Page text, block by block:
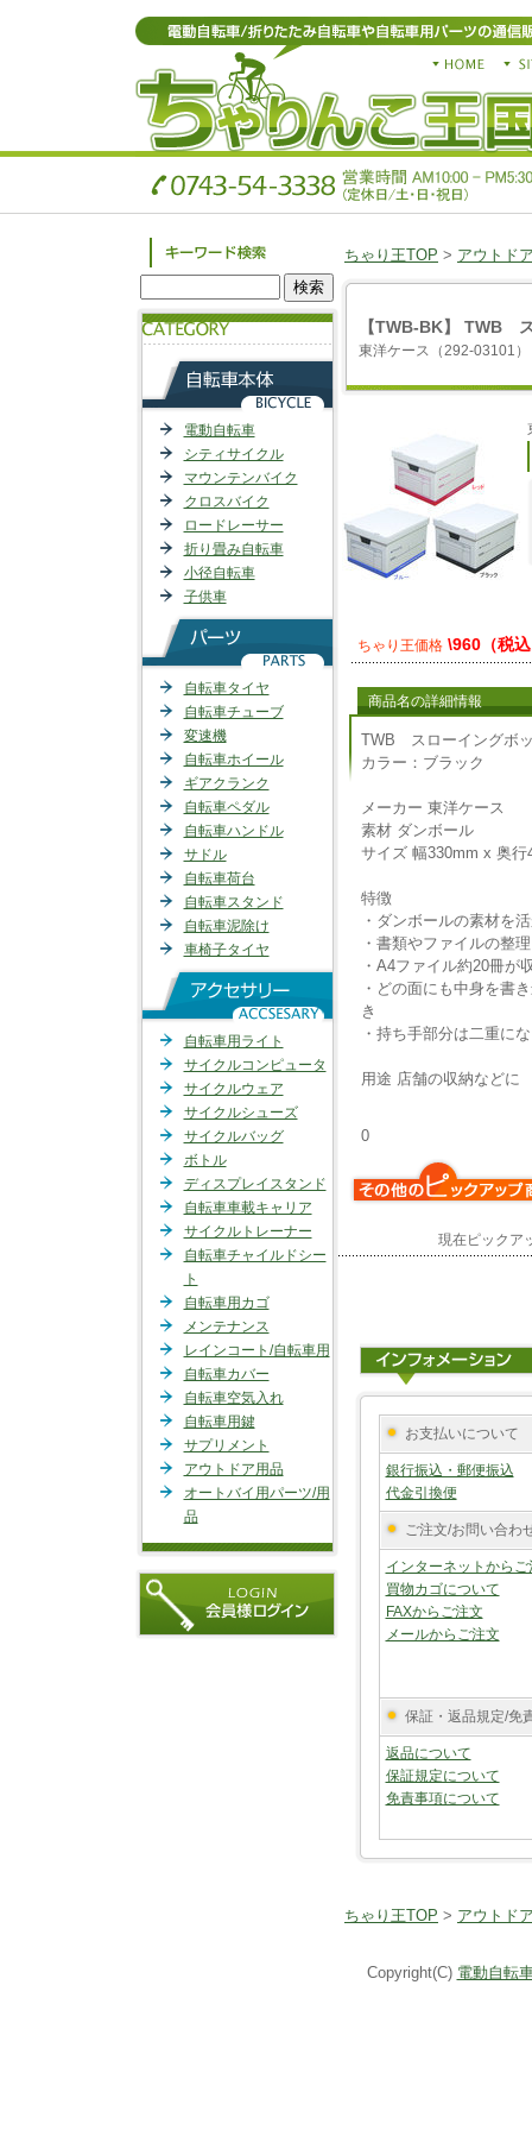
電動自転車
シティサイクル
マウンテンバイク
クロスバイク
ロードレーサー
折り畳み自転車
小径自転車
子供車
自転車タイヤ
自転車チューブ
変速機
自転車ホイール
ギアクランク
自転車ペダル
自転車ハンドル
サドル
自転車荷台
自転車スタンド
自転車泥除け
車椅子タイヤ
自転車用ライト
サイクルコンピュータ
サイクルウェア
サイクルシューズ
サイクルバッグ
ボトル
ディスプレイスタンド
自転車車載キャリア
サイクルトレーナー
自転車チャイルドシー
ト
自転車用カゴ
メンテナンス
レインコート/自転車用
自転車カバー
自転車空気入れ
自転車用鍵
サプリメント
アウトドア用品
オートバイ用パーツ/用
品
ちゃり王TOP > アウトド
【TWB-BK】 TWB
東洋ケース（292-03101）
ちゃり王価格 \960（税
商品名の詳細情報
TWB スローイングボ
カラー：ブラック
メーカー 東洋ケース
素材 ダンボール
サイズ 幅330mm x 奥
特徴
・ダンボールの素材を
・書類やファイルの整
・A4ファイル約20冊が
・どの面にも中身を書
き
・持ち手部分は二重に
用途 店舗の収納などに
0
現在ピックア
お支払いについて
銀行振込・郵便振込
代金引換便
ご注文/お問い合わ
インターネットからご
買物カゴについて
FAXからご注文
メールからご注文
保証・返品規定/免
返品について
保証規定について
免責事項について
ちゃり王TOP > アウトド
Copyright(C) 電動自転